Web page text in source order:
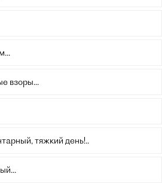
взоры...
тяжкий день!..